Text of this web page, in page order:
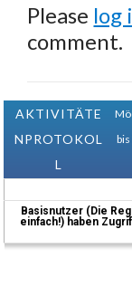
Please log
comment.
AKTIVITÄTE
NPROTOKOL
L
Basisnutzer (Die
einfach!) haben